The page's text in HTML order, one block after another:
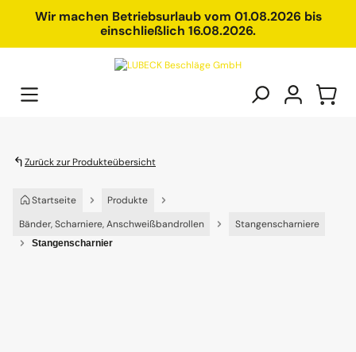
springenWir machen Betriebsurlaub vom 01.08.2026 bis
einschließlich 16.08.2026.
Zurück zur Produkteübersicht
Startseite
Produkte
Bänder, Scharniere, Anschweißbandrollen
Stangenscharniere
Stangenscharnier